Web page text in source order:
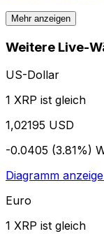
Mehr anzeigen
Weitere Live-
US-Dollar
1 XRP ist gleich
1,02195 USD
-0.0405 (3.81%)
Diagramm
Euro
1 XRP ist gleich